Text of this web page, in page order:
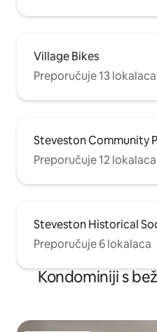
Village Bikes
Preporučuje 13 lokalaca
Steveston Community
Preporučuje 12 lokalaca
Steveston Historical
Preporučuje 6 lokalaca
Kondominiji s